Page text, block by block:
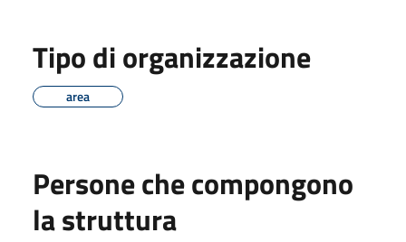
Tipo di organizzazione
area
Persone che compongono
la struttura